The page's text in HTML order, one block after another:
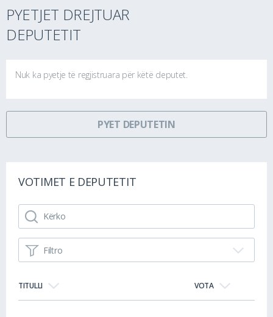
PYETJET DREJTUAR
DEPUTETIT
Nuk ka pyetje të regjistruara për këtë deputet.
PYET DEPUTETIN
VOTIMET E DEPUTETIT
Filtro
TITULLI VOTA